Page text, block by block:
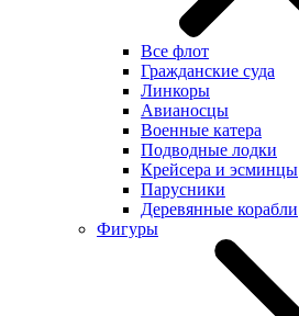
Все флот
Гражданские суда
Линкоры
Авианосцы
Военные катера
Подводные лодки
Крейсера и эсминцы
Парусники
Деревянные корабли
Фигуры